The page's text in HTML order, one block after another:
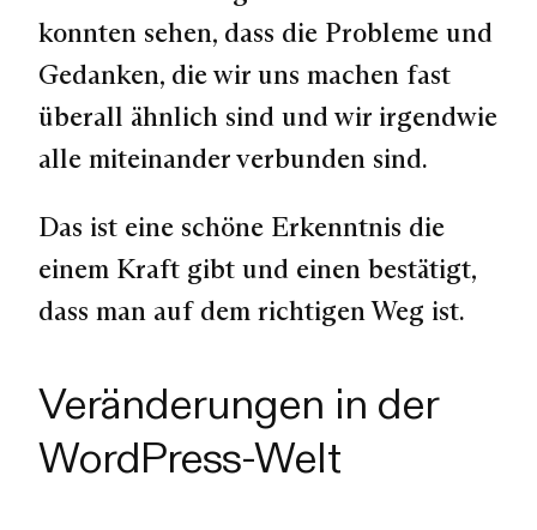
konnten sehen, dass die Probleme und
Gedanken, die wir uns machen fast
überall ähnlich sind und wir irgendwie
alle miteinander verbunden sind.
Das ist eine schöne Erkenntnis die
einem Kraft gibt und einen bestätigt,
dass man auf dem richtigen Weg ist.
Veränderungen in der
WordPress-Welt